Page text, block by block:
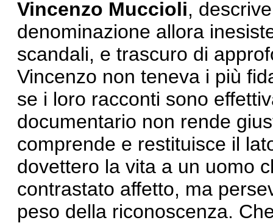
Vincenzo Muccioli,
denominazione allora
scandali, e trascuro di
Vincenzo non teneva i più
se i loro racconti sono
documentario non rende
comprende e restituisce il
dovettero la vita a un uomo
contrastato affetto, ma
peso della riconoscenza.